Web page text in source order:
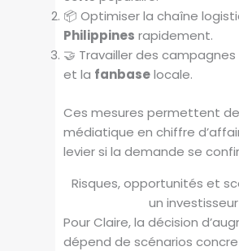
📦 Optimiser la chaîne
Philippines rapidement.
🤝 Travailler des
et la fanbaselocale.
Ces mesures permettent
médiatique en chiffre
levier si la demande se
Risques, opportunités et
un
Pour Claire, la décision
dépend de scénarios